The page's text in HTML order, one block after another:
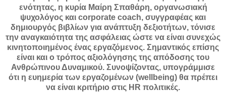
ενότητας, η κυρία Μαίρη Σπαθάρη, οργανωσιακή
ψυχολόγος και corporate coach, συγγραφέας και
δημιουργός βιβλίων για ανάπτυξη δεξιοτήτων, τόνισε
την αναγκαιότητα της ασφάλειας ώστε να είναι συνεχώς
κινητοποιημένος ένας εργαζόμενος. Σημαντικός επίσης
είναι και ο τρόπος αξιολόγησης της απόδοσης του
Ανθρώπινου Δυναμικού. Συνοψίζοντας, υπογράμμισε
ότι η ευημερία των εργαζομένων (wellbeing) θα πρέπει
να είναι κριτήριο στις HR πολιτικές.